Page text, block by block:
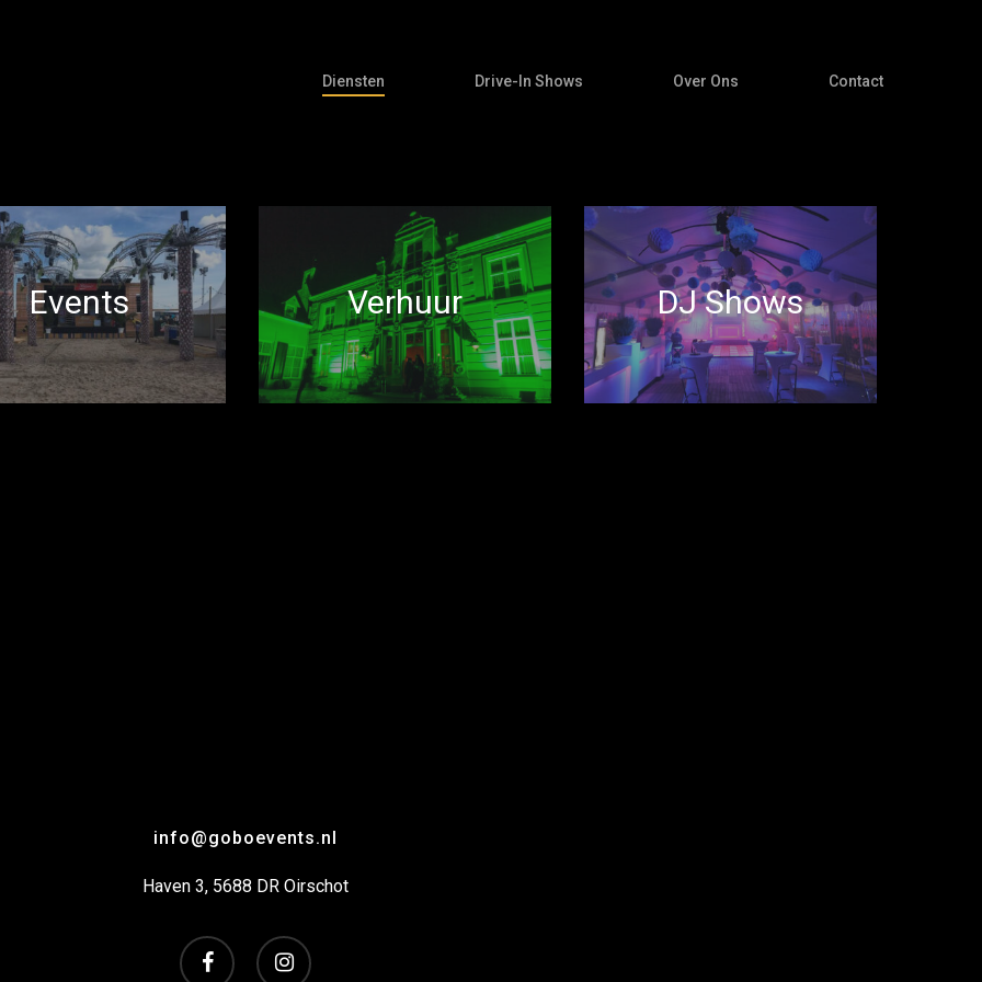
Diensten Drive-In Shows Over Ons Contact
Events Verhuur DJ Shows
info@goboevents.nl
Haven 3, 5688 DR Oirschot
facebook instagram